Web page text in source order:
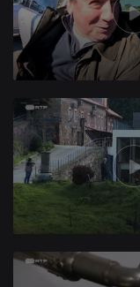
663338